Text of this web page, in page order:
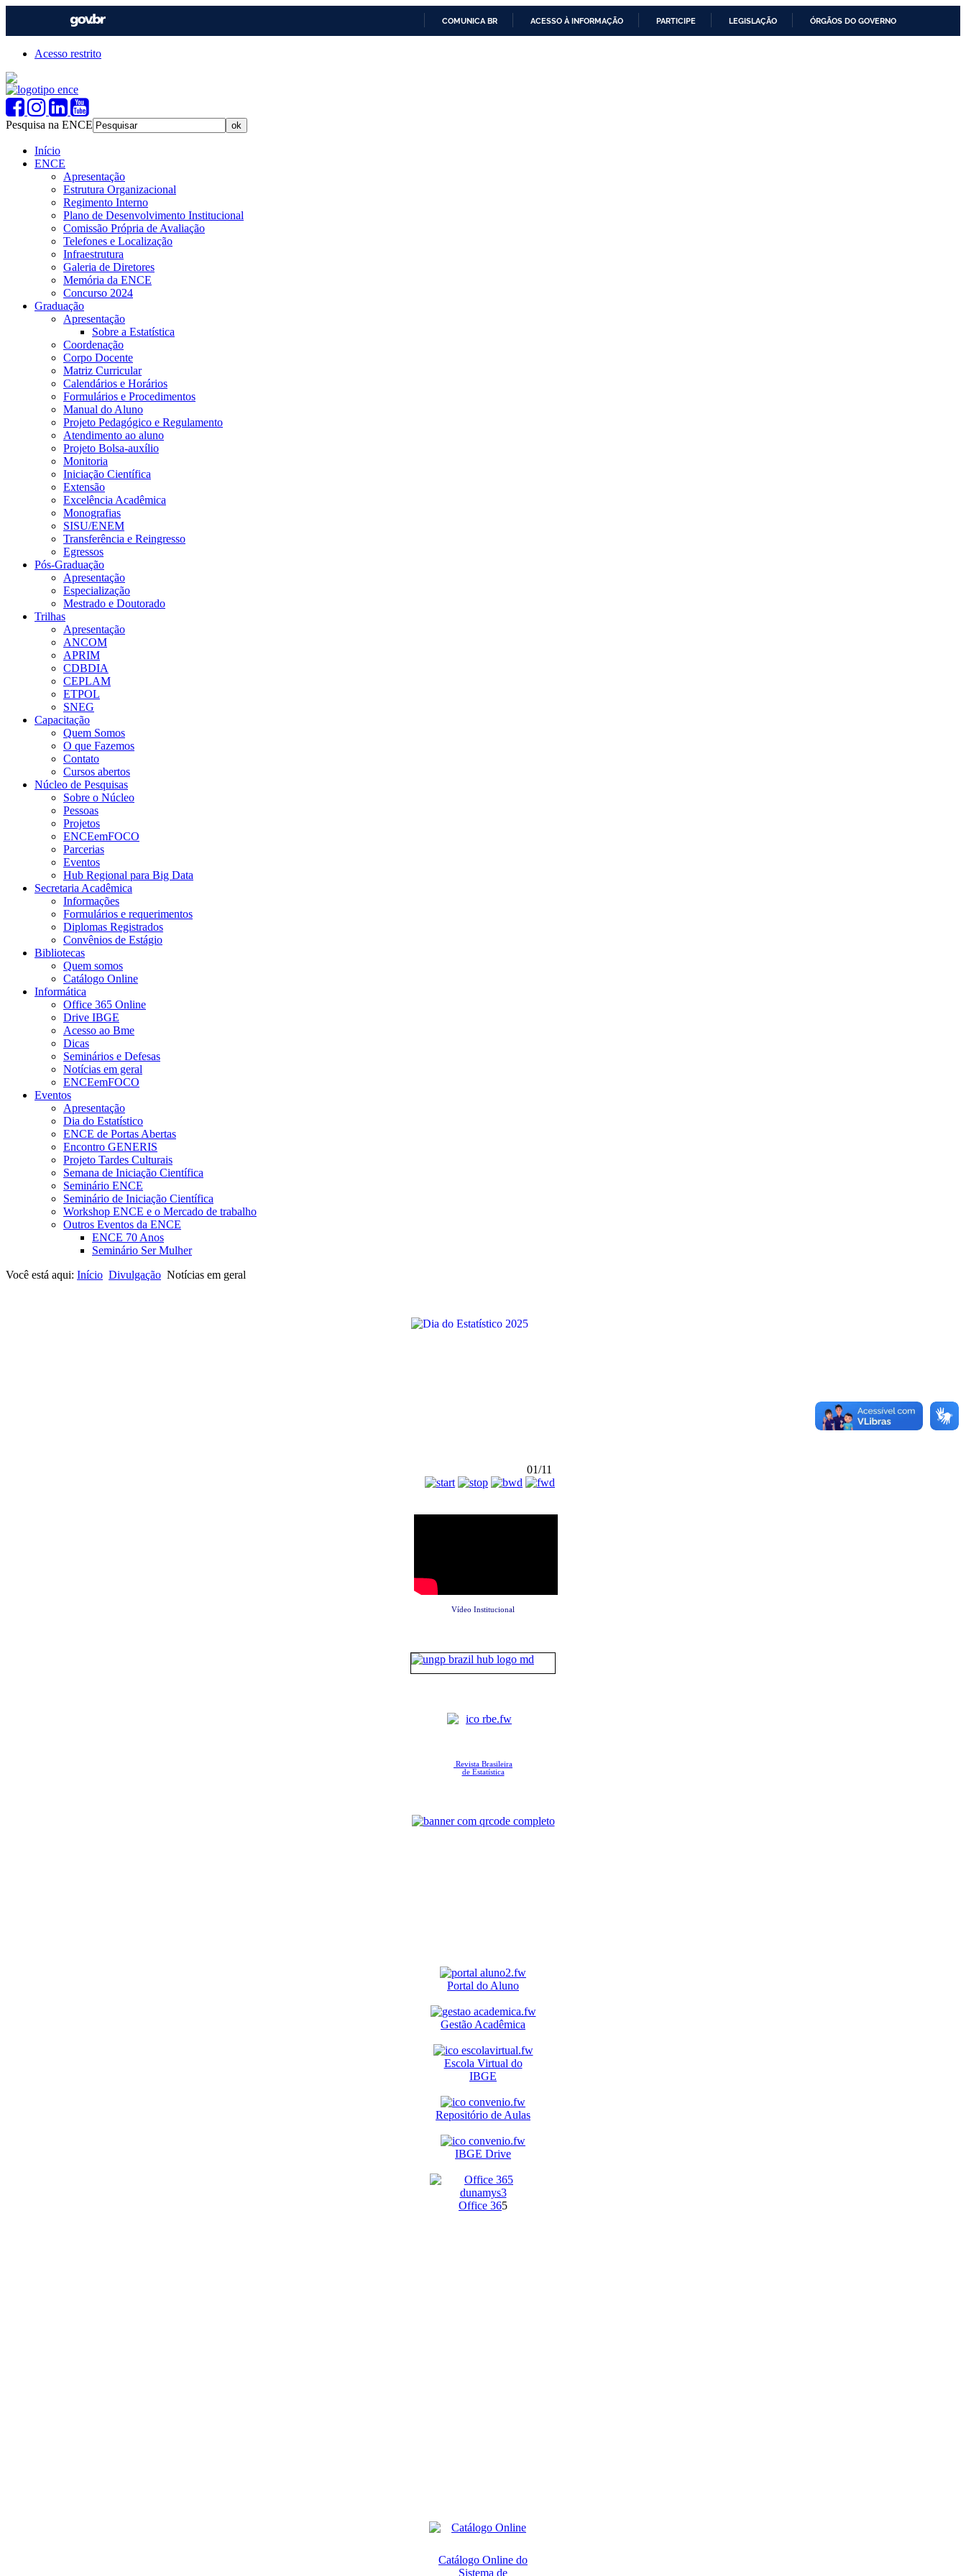
COMUNICA BR ACESSO À INFORMAÇÃO PARTICIPE LEGISLAÇÃO ÓRGÃOS DO GOVERNO
Acesso restrito
Pesquisa na ENCE
Início
ENCE
Apresentação
Estrutura Organizacional
Regimento Interno
Plano de Desenvolvimento Institucional
Comissão Própria de Avaliação
Telefones e Localização
Infraestrutura
Galeria de Diretores
Memória da ENCE
Concurso 2024
Graduação
Apresentação
Sobre a Estatística
Coordenação
Corpo Docente
Matriz Curricular
Calendários e Horários
Formulários e Procedimentos
Manual do Aluno
Projeto Pedagógico e Regulamento
Atendimento ao aluno
Projeto Bolsa-auxílio
Monitoria
Iniciação Científica
Extensão
Excelência Acadêmica
Monografias
SISU/ENEM
Transferência e Reingresso
Egressos
Pós-Graduação
Apresentação
Especialização
Mestrado e Doutorado
Trilhas
Apresentação
ANCOM
APRIM
CDBDIA
CEPLAM
ETPOL
SNEG
Capacitação
Quem Somos
O que Fazemos
Contato
Cursos abertos
Núcleo de Pesquisas
Sobre o Núcleo
Pessoas
Projetos
ENCEemFOCO
Parcerias
Eventos
Hub Regional para Big Data
Secretaria Acadêmica
Informações
Formulários e requerimentos
Diplomas Registrados
Convênios de Estágio
Bibliotecas
Quem somos
Catálogo Online
Informática
Office 365 Online
Drive IBGE
Acesso ao Bme
Dicas
Seminários e Defesas
Notícias em geral
ENCEemFOCO
Eventos
Apresentação
Dia do Estatístico
ENCE de Portas Abertas
Encontro GENERIS
Projeto Tardes Culturais
Semana de Iniciação Científica
Seminário ENCE
Seminário de Iniciação Científica
Workshop ENCE e o Mercado de trabalho
Outros Eventos da ENCE
ENCE 70 Anos
Seminário Ser Mulher
Você está aqui: Início Divulgação Notícias em geral
01/11
Vídeo Institucional
Revista Brasileira
de Estatística
Portal do Aluno
Gestão Acadêmica
Escola Virtual do
IBGE
Repositório de Aulas
IBGE Drive
Office 365
Catálogo Online do
Sistema de